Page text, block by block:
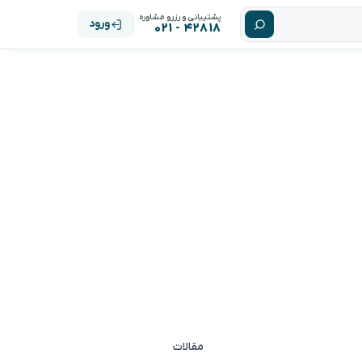
پشتیبانی و رزرو مشاوره
۴۲۸۱۸ - ۰۲۱ ورود
مقالات